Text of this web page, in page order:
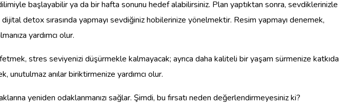
başlayabilir ya da bir hafta sonunu hedef alabilirsiniz. Plan yaptıktan sonra, sevdiklerinizle
detox sırasında yapmayı sevdiğiniz hobilerinize yönelmektir. Resim yapmayı denemek,
yardımcı olur.
stres seviyenizi düşürmekle kalmayacak; ayrıca daha kaliteli bir yaşam sürmenize katkıda
unutulmaz anılar biriktirmenize yardımcı olur.
yeniden odaklanmanızı sağlar. Şimdi, bu fırsatı neden değerlendirmeyesiniz ki?